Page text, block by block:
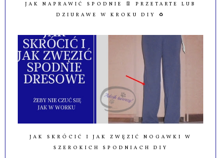
JAK NAPRAWIĆ SPODNIE 👖 PRZETARTE LUB
DZIURAWE W KROKU DIY ♻️
JAK SKRÓCIĆ I JAK ZWĘZIĆ NOGAWKI W
SZEROKICH SPODNIACH DIY